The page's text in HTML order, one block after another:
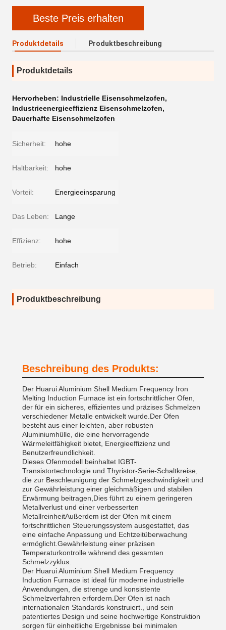
Beste Preis erhalten
Produktdetails Produktbeschreibung
Produktdetails
Hervorheben: Industrielle Eisenschmelzofen,
Industrieenergieeffizienz Eisenschmelzofen,
Dauerhafte Eisenschmelzofen
Sicherheit: hohe
Haltbarkeit: hohe
Vorteil: Energieeinsparung
Das Leben: Lange
Effizienz: hohe
Betrieb: Einfach
Produktbeschreibung
Beschreibung des Produkts:
Der Huarui Aluminium Shell Medium Frequency Iron
Melting Induction Furnace ist ein fortschrittlicher Ofen,
der für ein sicheres, effizientes und präzises Schmelzen
verschiedener Metalle entwickelt wurde.Der Ofen
besteht aus einer leichten, aber robusten
Aluminiumhülle, die eine hervorragende
Wärmeleitfähigkeit bietet, Energieeffizienz und
Benutzerfreundlichkeit.
Dieses Ofenmodell beinhaltet IGBT-
Transistortechnologie und Thyristor-Serie-Schaltkreise,
die zur Beschleunigung der Schmelzgeschwindigkeit und
zur Gewährleistung einer gleichmäßigen und stabilen
Erwärmung beitragen,Dies führt zu einem geringeren
Metallverlust und einer verbesserten
MetallreinheitAußerdem ist der Ofen mit einem
fortschrittlichen Steuerungssystem ausgestattet, das
eine einfache Anpassung und Echtzeitüberwachung
ermöglicht.Gewährleistung einer präzisen
Temperaturkontrolle während des gesamten
Schmelzzyklus.
Der Huarui Aluminium Shell Medium Frequency
Induction Furnace ist ideal für moderne industrielle
Anwendungen, die strenge und konsistente
Schmelzverfahren erfordern.Der Ofen ist nach
internationalen Standards konstruiert., und sein
patentiertes Design und seine hochwertige Konstruktion
sorgen für einheitliche Ergebnisse bei minimalen